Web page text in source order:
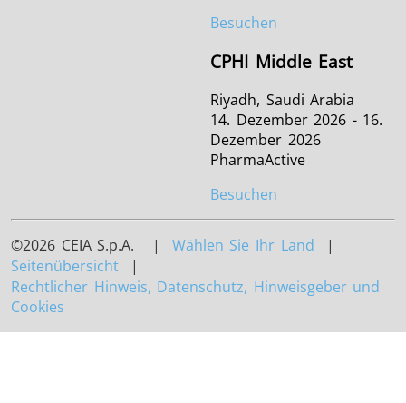
Besuchen
CPHI Middle East
Riyadh, Saudi Arabia
14. Dezember 2026 - 16.
Dezember 2026
PharmaActive
Besuchen
©2026 CEIA S.p.A. | Wählen Sie Ihr Land |
Seitenübersicht |
Rechtlicher Hinweis, Datenschutz, Hinweisgeber und
Cookies